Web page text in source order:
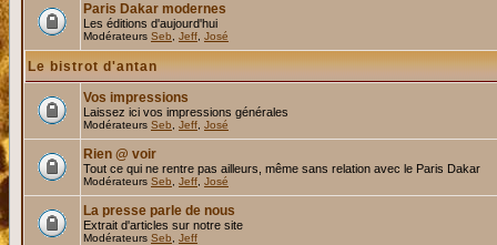
Paris Dakar modernes
Les éditions d'aujourd'hui
Modérateurs Seb Jeff José
Le bistrot d'antan
Vos impressions
Laissez ici vos impressions générales
Modérateurs Seb Jeff José
Rien @ voir
Tout ce qui ne rentre pas ailleurs, même sans relation avec le Paris Dakar
Modérateurs Seb Jeff José
La presse parle de nous
Extrait d'articles sur notre site
Modérateurs Seb Jeff